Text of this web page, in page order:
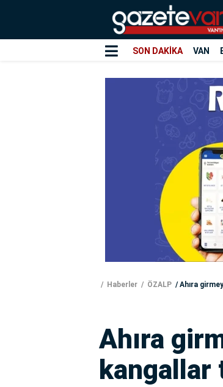
SON DAKİKA VAN
Haberler ÖZALP Ahıra
Ahıra